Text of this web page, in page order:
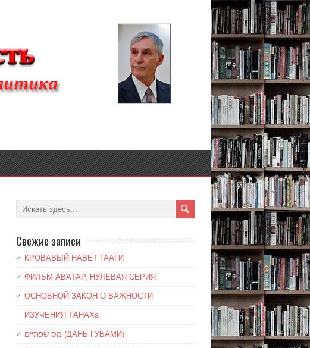
Свежие записи
КРОВАВЫЙ НАВЕТ ГААГИ
ФИЛЬМ АВАТАР, НУЛЕВАЯ СЕРИЯ
ОСНОВНОЙ ЗАКОН О ВАЖНОСТИ
ИЗУЧЕНИЯ ТАНАХа
מס שפתיים (ДАНЬ ГУБАМИ)